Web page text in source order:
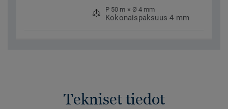
P 50 m × Ø 4 mm
Kokonaispaksuus 4 mm
Tekniset tiedot